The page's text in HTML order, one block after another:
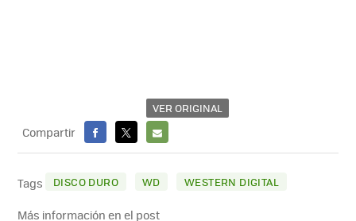
VER ORIGINAL
Compartir
FACEBOOK
X
E-
MAIL
Tags DISCO DURO WD WESTERN DIGITAL
Más información en el post